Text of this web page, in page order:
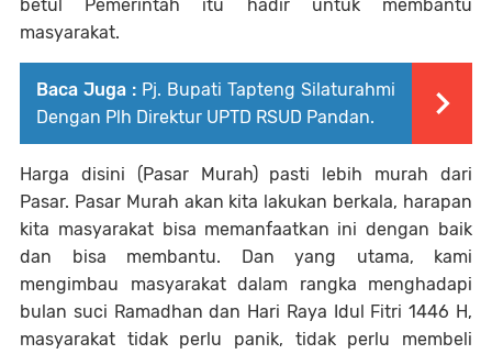
betul Pemerintah itu hadir untuk membantu
masyarakat.
Baca Juga : Pj. Bupati Tapteng Silaturahmi
Dengan Plh Direktur UPTD RSUD Pandan.
Harga disini (Pasar Murah) pasti lebih murah dari
Pasar. Pasar Murah akan kita lakukan berkala, harapan
kita masyarakat bisa memanfaatkan ini dengan baik
dan bisa membantu. Dan yang utama, kami
mengimbau masyarakat dalam rangka menghadapi
bulan suci Ramadhan dan Hari Raya Idul Fitri 1446 H,
masyarakat tidak perlu panik, tidak perlu membeli